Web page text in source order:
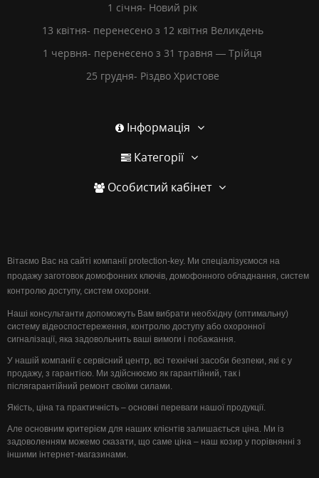
1 січня- Новий рік
13 квітня- перенесено з 12 квітня Великдень
1 червня- перенесено з 31 травня — Трійця
25 грудня- Різдво Христове
Інформація
Категорії
Особистий кабінет
Вітаємо Вас на сайті компанії protection-key. Ми спеціалізуємося на
продажу заготовок домофонних ключів, домофонного обладнання, систем
контролю доступу, систем охорони.
Наші консультанти допоможуть Вам вибрати необхідну (оптимальну)
систему відеоспостереження, контролю доступу або охоронної
сигналізації, яка задовольнить ваші вимоги і побажання.
У нашій компанії є сервісний центр, всі технічні засоби безпеки, які є у
продажу, з гарантією. Ми здійснюємо як гарантійний, так і
післягарантійний ремонт своїми силами.
Якість, ціна та практичність – основні переваги нашої продукції.
Але основним критерієм для наших клієнтів залишається ціна. Ми із
задоволенням можемо сказати, що саме ціна – наш козир у порівнянні з
іншими інтернет-магазинами.